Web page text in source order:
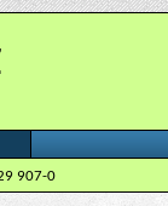
907-0